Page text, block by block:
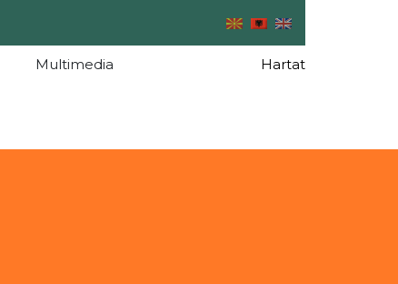
Multimedia Hartat